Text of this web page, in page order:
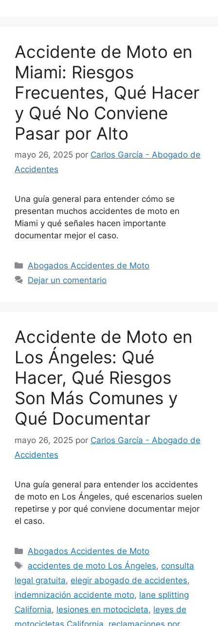
Accidente de Moto en
Miami: Riesgos
Frecuentes, Qué Hacer
y Qué No Conviene
Pasar por Alto
mayo 26, 2025 por Carlos García - Abogado de
Accidentes
Una guía general para entender cómo se
presentan muchos accidentes de moto en
Miami y qué señales hacen importante
documentar mejor el caso.
Categorías
Abogados Accidentes de Moto
Dejar un comentario
Accidente de Moto en
Los Ángeles: Qué
Hacer, Qué Riesgos
Son Más Comunes y
Qué Documentar
mayo 26, 2025 por Carlos García - Abogado de
Accidentes
Una guía general para entender los accidentes
de moto en Los Ángeles, qué escenarios suelen
repetirse y por qué conviene documentar mejor
el caso.
Categorías
Abogados Accidentes de Moto
Etiquetas
accidentes de moto Los Ángeles, consulta
legal gratuita, elegir abogado de accidentes,
indemnización accidente moto, lane splitting
California, lesiones en motocicleta, leyes de
motocicletas California, reclamaciones por